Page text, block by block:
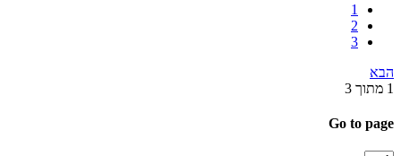
1
2
3
הבא
1 מתוך 3
Go to page